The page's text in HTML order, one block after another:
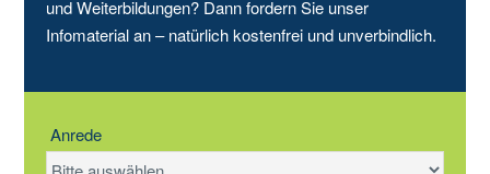
und Weiterbildungen? Dann fordern Sie unser
Infomaterial an – natürlich kostenfrei und unverbindlich.
Anrede